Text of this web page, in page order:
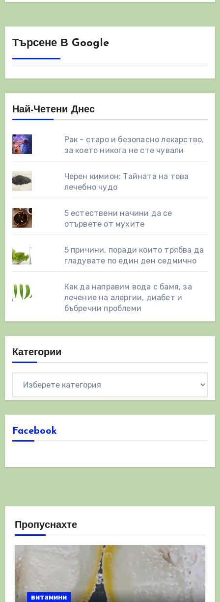
Търсене В Google
Най-Четени Днес
Рак - старо и безопасно лекарство,
за което никога не сте чували
Черен кимион: Тайната на това
лечебно чудо
5 естествени начини да се
отървете от мухите
5 причини, поради които трябва да
гладувате по един ден седмично
Как да направим вода с бамя, за
лечение на алергии, диабет и
бъбречни проблеми
Категории
Facebook
Пропуснахте
витамини